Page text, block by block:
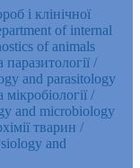
і клінічної
of internal
of animals
/
and parasitology
мікробіології /
and microbiology
тварин /
and